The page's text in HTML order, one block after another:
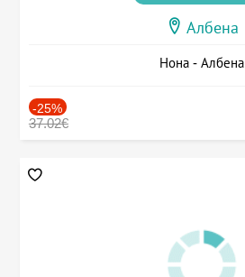
Албена
Нона - Албена
-25%
37.02€